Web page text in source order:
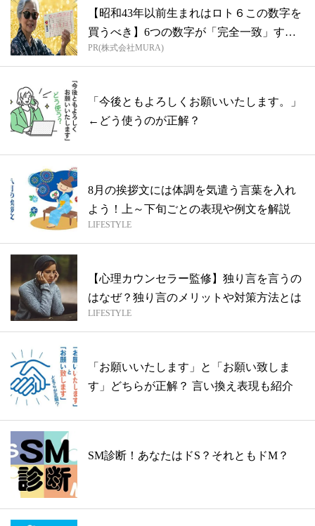
【昭和43年以前生まれはロト６この数字を
買うべき】6つの数字が「完全一致」する
方...
PR(株式会社MURA)
「今後ともよろしくお願いいたします。」
←どう使うのが正解？
8月の挨拶文には体調を気遣う言葉を入れ
よう！上～下旬ごとの表現や例文を解説
LIFESTYLE
【心理カウンセラー監修】独り言を言うの
はなぜ？独り言のメリットや対策方法とは
LIFESTYLE
「お願いいたします」と「お願い致しま
す」どちらが正解？ 言い換え表現も紹介
SM診断！あなたはドS？それともドM？